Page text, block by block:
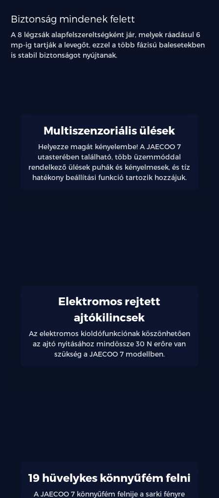
Biztonság mindenek felett
A 8 légzsák alapfelszereltségként jár, melyek ráadásul 6
mp-ig tartják a levegőt, ezzel a több fázisú balesetekben
is stabil biztonságot nyújtanak.
Kényelmes
mindennapok
Innovatív
megoldások
Multiszenzoriális ülések
Helyezze magát kényelembe! A JAECOO 7
utasterében található, több üzemmóddal
rendelkező ülések puhák és kényelmesek, és tíz
hatékony beállítási funkció tartozik hozzájuk.
Elektromos rejtett
ajtókilincsek
Az elektromos kioldófunkciónak köszönhetően
az ajtó nyitásához mindössze 30 N erőre van
szükség a JAECOO 7 modellben.
19 hüvelykes könnyűfém felni
A JAECOO 7 könnyűfém felnije a sarki fényre